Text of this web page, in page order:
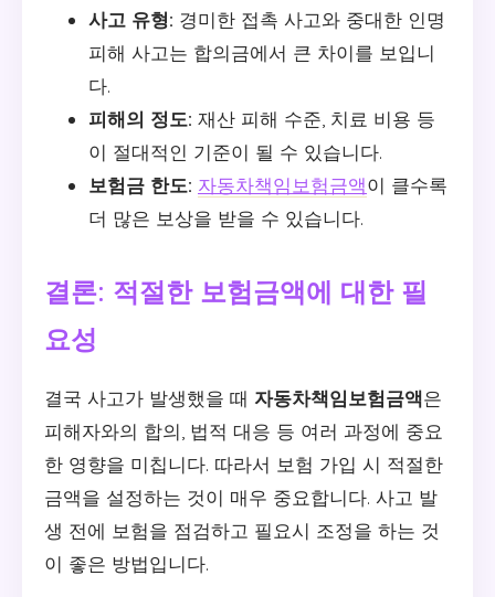
사고 유형: 경미한 접촉 사고와 중대한 인명
피해 사고는 합의금에서 큰 차이를 보입니
다.
피해의 정도: 재산 피해 수준, 치료 비용 등
이 절대적인 기준이 될 수 있습니다.
보험금 한도: 자동차책임보험금액이 클수록
더 많은 보상을 받을 수 있습니다.
결론: 적절한 보험금액에 대한 필
요성
결국 사고가 발생했을 때 자동차책임보험금액은
피해자와의 합의, 법적 대응 등 여러 과정에 중요
한 영향을 미칩니다. 따라서 보험 가입 시 적절한
금액을 설정하는 것이 매우 중요합니다. 사고 발
생 전에 보험을 점검하고 필요시 조정을 하는 것
이 좋은 방법입니다.